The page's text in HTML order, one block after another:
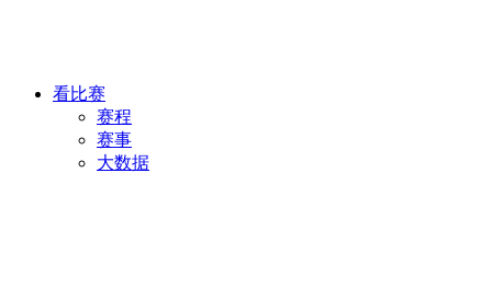
看比赛
赛程
赛事
大数据